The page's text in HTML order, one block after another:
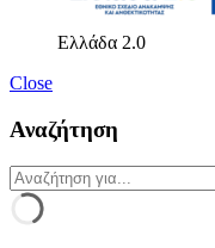
Ελλάδα 2.0
Close
Αναζήτηση